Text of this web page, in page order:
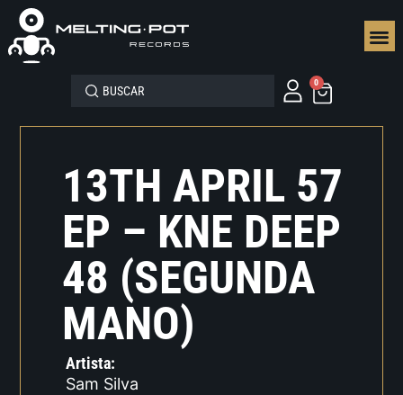
0
13TH APRIL 57
EP – KNE DEEP
48 (SEGUNDA
MANO)
Artista:
Sam Silva